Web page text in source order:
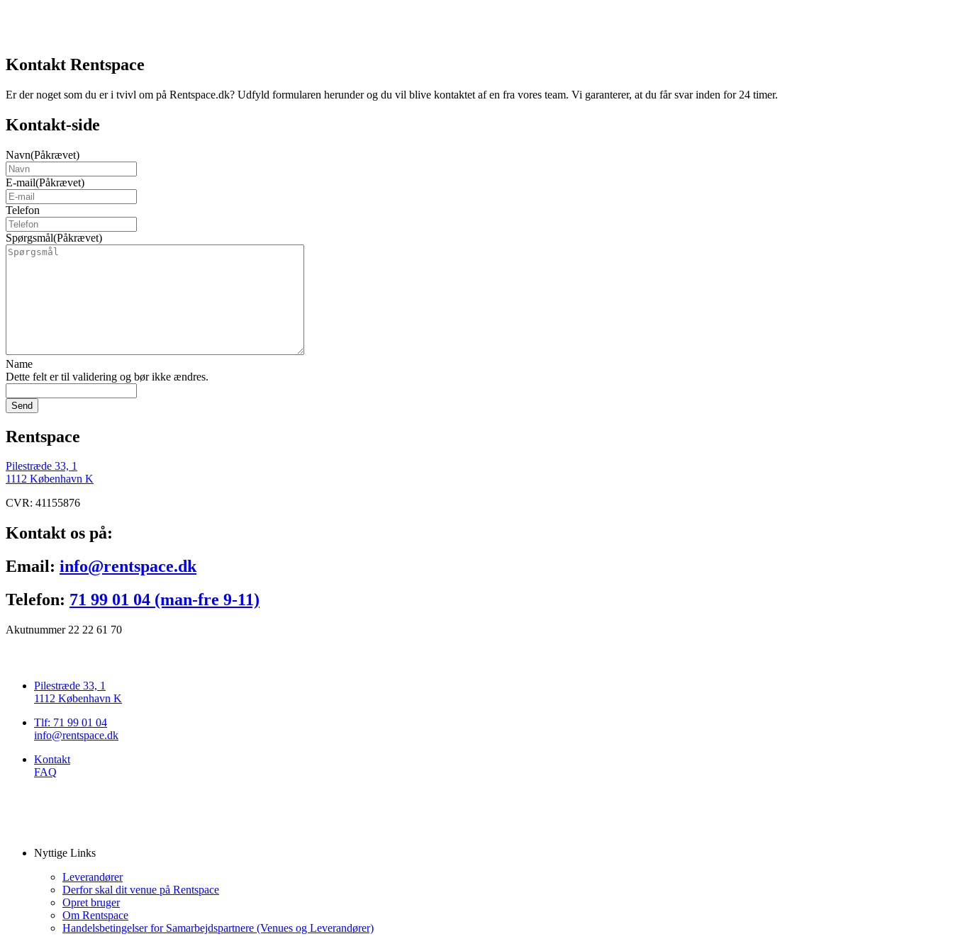
Kontakt Rentspace
Er der noget som du er i tvivl om på Rentspace.dk? Udfyld formularen herunder og du vil blive kontaktet af en fra vores team. Vi garanterer, at du får svar inden for 24 timer.
Kontakt-side
Navn(Påkrævet)
E-mail(Påkrævet)
Telefon
Spørgsmål(Påkrævet)
Name
Dette felt er til validering og bør ikke ændres.
Rentspace
Pilestræde 33, 1
1112 København K
CVR: 41155876
Kontakt os på:
Email: info@rentspace.dk
Telefon: 71 99 01 04 (man-fre 9-11)
Akutnummer 22 22 61 70
Pilestræde 33, 1
1112 København K
Tlf: 71 99 01 04
info@rentspace.dk
Kontakt
FAQ
Nyttige Links
Leverandører
Derfor skal dit venue på Rentspace
Opret bruger
Om Rentspace
Handelsbetingelser for Samarbejdspartnere (Venues og Leverandører)